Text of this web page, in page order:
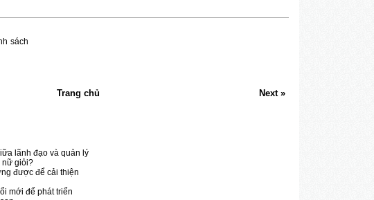
sách
Next »
Trang chủ
lãnh đạo và quản lý
nữ giỏi?
được để cải thiện
mới để phát triển